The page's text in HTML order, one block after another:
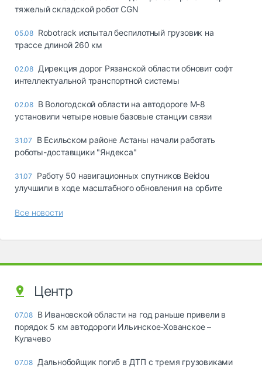
тяжелый складской робот CGN
05.08 Robotrack испытал беспилотный грузовик на
трассе длиной 260 км
02.08 Дирекция дорог Рязанской области обновит софт
интеллектуальной транспортной системы
02.08 В Вологодской области на автодороге М-8
установили четыре новые базовые станции связи
31.07
В Есильском районе Астаны начали работать
роботы-доставщики "Яндекса"
31.07
Работу 50 навигационных спутников Beidou
улучшили в ходе масштабного обновления на орбите
Все новости
Центр
07.08 В Ивановской области на год раньше привели в
порядок 5 км автодороги Ильинское-Хованское –
Кулачево
07.08 Дальнобойщик погиб в ДТП с тремя грузовиками